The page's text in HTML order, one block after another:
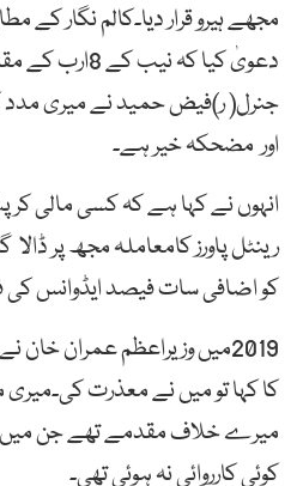
مجھے ہیرو قرار دیا۔کالم نگار
دعویٰ کیا کہ
جنرل( ر)فیض حمید نے میری مدد
اور مضحکہ خیر ہے۔
انہوں نے کہا ہے کہ کسی مالی
رینٹل پاورز کامعاملہ مجھ پر
کو اضافی سات فیصد ایڈوانس
2019میں وزیراعظم عمران
کا کہا تو میں نے معذرت
میرے خلاف مقدمے تھے جن
کوئی کارروائی نہ ہوئی تھی۔